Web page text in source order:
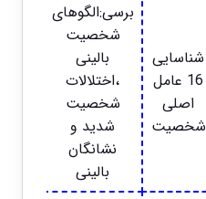
شناسایی
16 عامل
اصلی
شخصیت
برسی:الگوهای
شخصیت
بالینی
،اختلالات
شخصیت
شدید و
نشانگان
بالینی